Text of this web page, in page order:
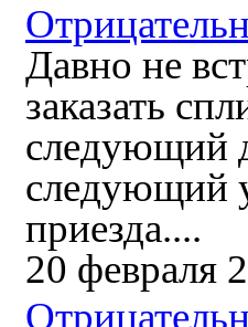
Давно не
заказать
следующий
следующий
приезда....
20 февраля